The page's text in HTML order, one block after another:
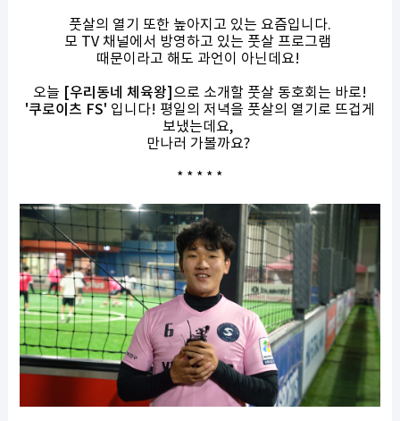
풋살의 열기 또한 높아지고 있는 요즘입니다.
모 TV 채널에서 방영하고 있는 풋살 프로그램
때문이라고 해도 과언이 아닌데요!
오늘 [우리동네 체육왕] 으로 소개할 풋살 동호회는 바로!
'쿠로이츠 FS' 입니다! 평일의 저녁을 풋살의 열기로 뜨겁게
보냈는데요,
만나러 가볼까요?
* * * * *